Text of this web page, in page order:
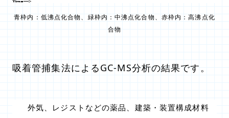
青枠内：低沸点化合物、 緑枠内：中沸点化合物、 赤枠内：高沸点化
合物
吸着管捕集法によるGC-MS分析の結果です。
外気、レジストなどの薬品、建築・装置構成材料